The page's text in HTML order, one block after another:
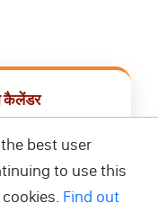
कैलेंडर
करें
best user
to use this
Find out